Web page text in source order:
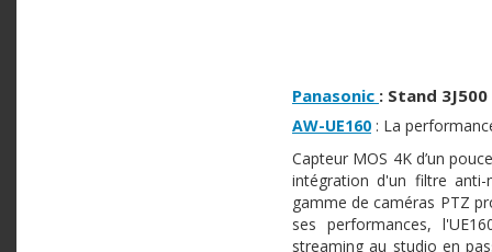
Panasonic : Stand 3J500
AW-UE160 : La
Capteur MOS 4K d’un
intégration d'un filtre
gamme de caméras PTZ
ses performances,
streaming au studio en